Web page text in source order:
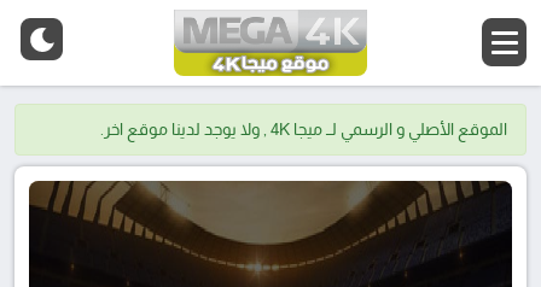
الموقع الأصلي و الرسمي لــ ميجا 4K , ولا يوجد لدينا موقع اخر.